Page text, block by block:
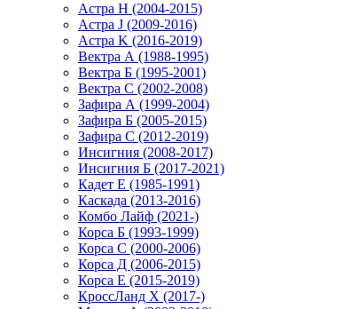
Астра H (2004-2015)
Астра J (2009-2016)
Астра K (2016-2019)
Вектра А (1988-1995)
Вектра Б (1995-2001)
Вектра С (2002-2008)
Зафира А (1999-2004)
Зафира Б (2005-2015)
Зафира С (2012-2019)
Инсигния (2008-2017)
Инсигния Б (2017-2021)
Кадет Е (1985-1991)
Каскада (2013-2016)
Комбо Лайф (2021-)
Корса Б (1993-1999)
Корса С (2000-2006)
Корса Д (2006-2015)
Корса E (2015-2019)
КроссЛанд X (2017-)